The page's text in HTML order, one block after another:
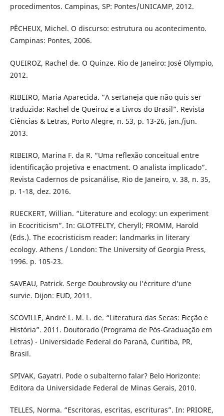
procedimentos. Campinas, SP: Pontes/UNICAMP, 2012.
PÊCHEUX, Michel. O discurso: estrutura ou acontecimento.
Campinas: Pontes, 2006.
QUEIROZ, Rachel de. O Quinze. Rio de Janeiro: José Olympio,
2012.
RIBEIRO, Maria Aparecida. “A sertaneja que não quis ser
traduzida: Rachel de Queiroz e a Livros do Brasil”. Revista
Ciências & Letras, Porto Alegre, n. 53, p. 13-26, jan./jun.
2013.
RIBEIRO, Marina F. da R. “Uma reflexão conceitual entre
identificação projetiva e enactment. O analista implicado”.
Revista Cadernos de psicanálise, Rio de Janeiro, v. 38, n. 35,
p. 1-18, dez. 2016.
RUECKERT, Willian. “Literature and ecology: un experiment
in Ecocriticism”. In: GLOTFELTY, Cheryll; FROMM, Harold
(Eds.). The ecocristicism reader: landmarks in literary
ecology. Athens / London: The University of Georgia Press,
1996. p. 105-23.
SAVEAU, Patrick. Serge Doubrovsky ou l’écriture d’une
survie. Dijon: EUD, 2011.
SCOVILLE, André L. M. L. de. “Literatura das Secas: Ficção e
História”. 2011. Doutorado (Programa de Pós-Graduação em
Letras) - Universidade Federal do Paraná, Curitiba, PR,
Brasil.
SPIVAK, Gayatri. Pode o subalterno falar? Belo Horizonte:
Editora da Universidade Federal de Minas Gerais, 2010.
TELLES, Norma. “Escritoras, escritas, escrituras”. In: PRIORE,